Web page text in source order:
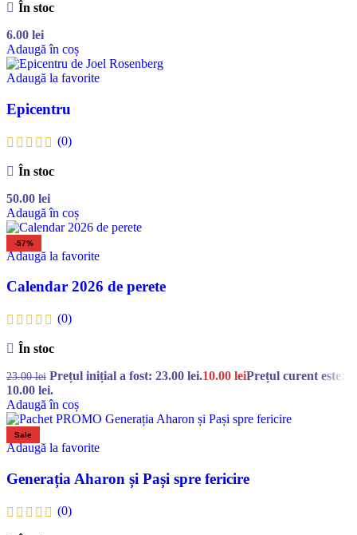
În stoc
6.00 lei
Adaugă în coș
Adaugă la favorite
Epicentru
(0)
În stoc
50.00 lei
Adaugă în coș
-57%
Adaugă la favorite
Calendar 2026 de perete
(0)
În stoc
23.00lei Prețul inițial a fost: 23.00 lei.10.00 leiPrețul curent este:
10.00 lei.
Adaugă în coș
Sale
Adaugă la favorite
Generația Aharon și Pași spre fericire
(0)